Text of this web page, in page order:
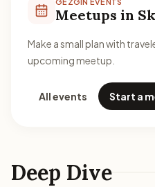
Deep Dive
Meetups in
Make a small plan with
upcoming meetup.
All events Start a